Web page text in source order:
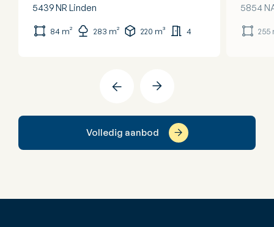
5439 NR Linden
84 m² 283 m² 220 m³ 4
5854
255
Volledig aanbod